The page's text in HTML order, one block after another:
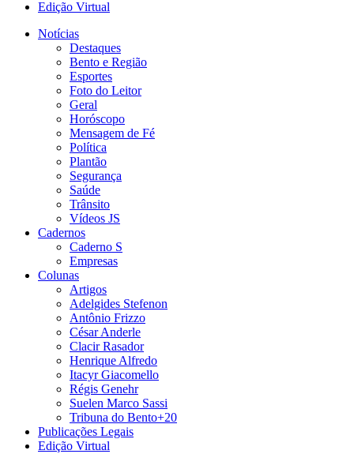
Edição Virtual
Notícias
Destaques
Bento e Região
Esportes
Foto do Leitor
Geral
Horóscopo
Mensagem de Fé
Política
Plantão
Segurança
Saúde
Trânsito
Vídeos JS
Cadernos
Caderno S
Empresas
Colunas
Artigos
Adelgides Stefenon
Antônio Frizzo
César Anderle
Clacir Rasador
Henrique Alfredo
Itacyr Giacomello
Régis Genehr
Suelen Marco Sassi
Tribuna do Bento+20
Publicações Legais
Edição Virtual